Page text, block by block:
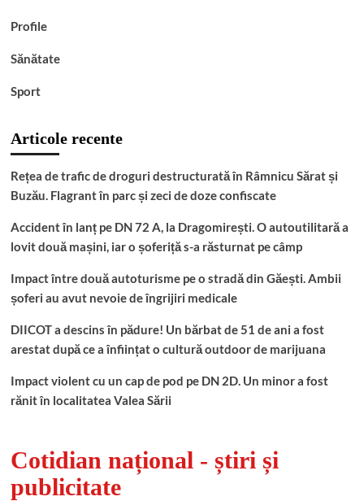
Profile
Sănătate
Sport
Articole recente
Rețea de trafic de droguri destructurată în Râmnicu Sărat și
Buzău. Flagrant în parc și zeci de doze confiscate
Accident în lanț pe DN 72 A, la Dragomirești. O autoutilitară a
lovit două mașini, iar o șoferiță s-a răsturnat pe câmp
Impact între două autoturisme pe o stradă din Găești. Ambii
șoferi au avut nevoie de îngrijiri medicale
DIICOT a descins în pădure! Un bărbat de 51 de ani a fost
arestat după ce a înființat o cultură outdoor de marijuana
Impact violent cu un cap de pod pe DN 2D. Un minor a fost
rănit în localitatea Valea Sării
Cotidian național - știri și
publicitate